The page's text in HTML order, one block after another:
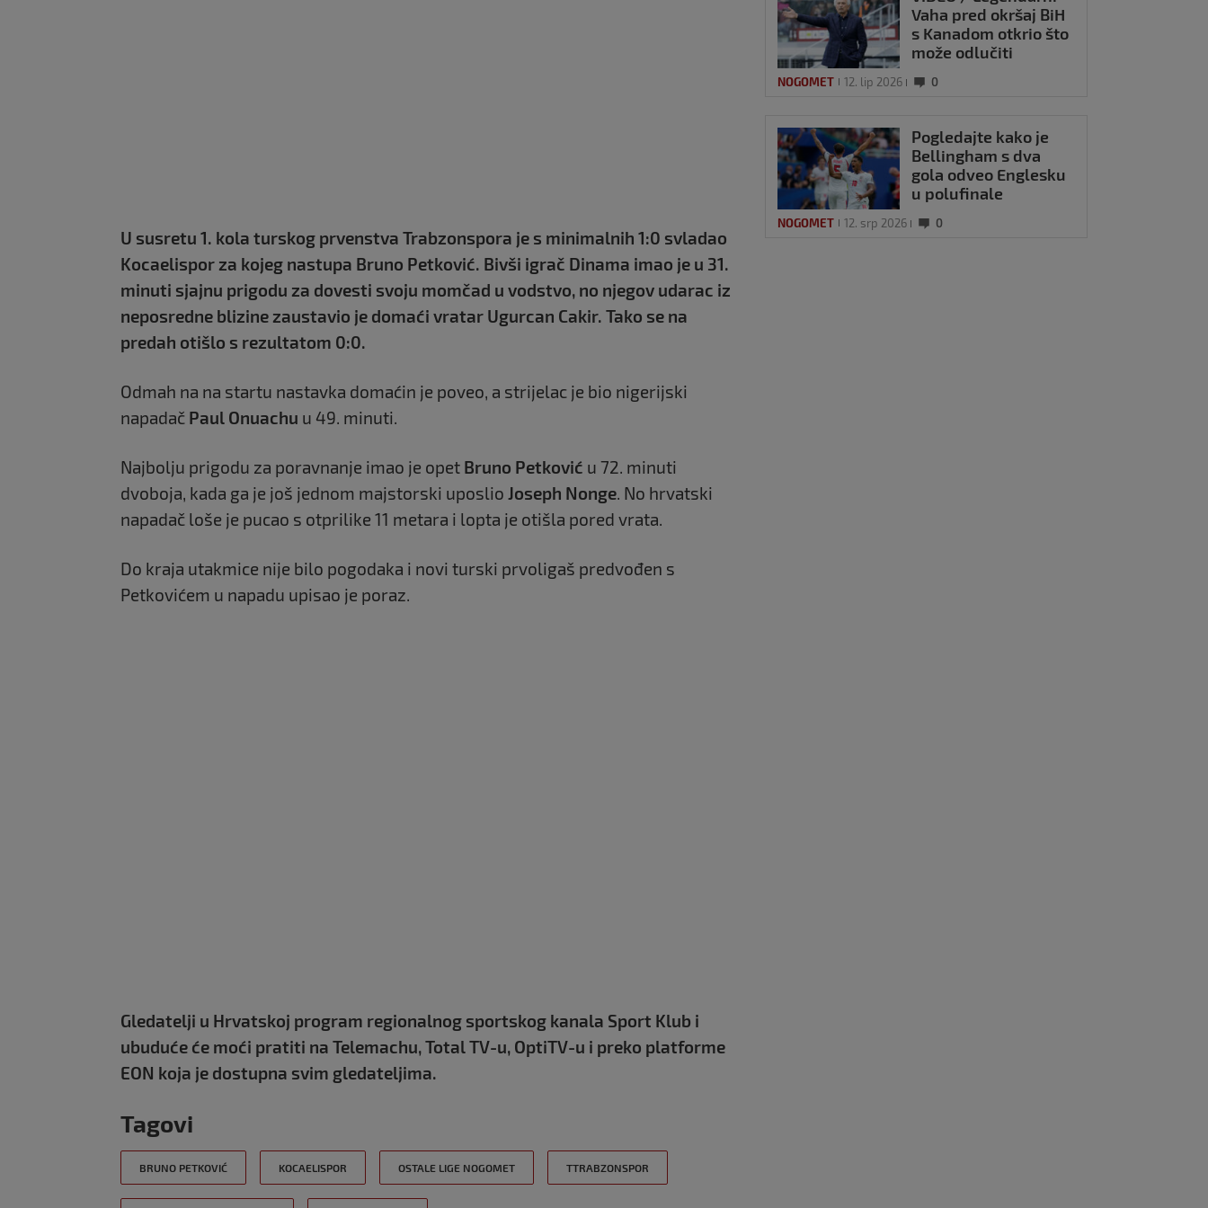
U susretu 1. kola turskog prvenstva Trabzonspora je s minimalnih 1:0 svladao
Kocaelispor za kojeg nastupa Bruno Petković. Bivši igrač Dinama imao je u 31.
minuti sjajnu prigodu za dovesti svoju momčad u vodstvo, no njegov udarac iz
neposredne blizine zaustavio je domaći vratar Ugurcan Cakir. Tako se na
predah otišlo s rezultatom 0:0.
Odmah na na startu nastavka domaćin je poveo, a strijelac je bio nigerijski
napadač Paul Onuachu u 49. minuti.
Najbolju prigodu za poravnanje imao je opet Bruno Petković u 72. minuti
dvoboja, kada ga je još jednom majstorski uposlio Joseph Nonge. No hrvatski
napadač loše je pucao s otprilike 11 metara i lopta je otišla pored vrata.
Do kraja utakmice nije bilo pogodaka i novi turski prvoligaš predvođen s
Petkovićem u napadu upisao je poraz.
Gledatelji u Hrvatskoj program regionalnog sportskog kanala Sport Klub i
ubuduće će moći pratiti na Telemachu, Total TV-u, OptiTV-u i preko platforme
EON koja je dostupna svim gledateljima.
Tagovi
BRUNO PETKOVIĆ KOCAELISPOR OSTALE LIGE NOGOMET TTRABZONSPOR
Vaha pred okršaj BiH
s Kanadom otkrio što
može odlučiti
neizvjesno’
NOGOMET 12. lip 2026 0
Pogledajte kako je
Bellingham s dva
gola odveo Englesku
u polufinale
NOGOMET 12. srp 2026 0